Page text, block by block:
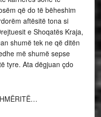
që do të bëheshim
aftësitë tona si
e Shoqatës Kraja,
shumë tek ne që ditën
më shumë sepse
tyre. Ata dëgjuan çdo